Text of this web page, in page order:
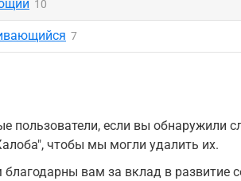
10
7
пользователи, если вы обнаружили
чтобы мы могли удалить их.
вам за вклад в развитие